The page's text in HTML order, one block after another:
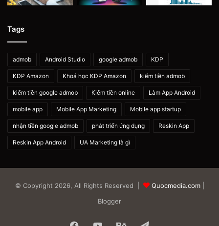
Tags
admob Android Studio google admob KDP
KDP Amazon Khoá học KDP Amazon kiếm tiền admob
kiếm tiền google admob Kiếm tiền online Làm App Android
mobile app Mobile App Marketing Mobile app startup
nhận tiền google admob phát triển ứng dụng Reskin App
Reskin App Android UA Marketing là gì
© Copyright 2026, All Rights Reserved | Quocmedia.com|
Blogger